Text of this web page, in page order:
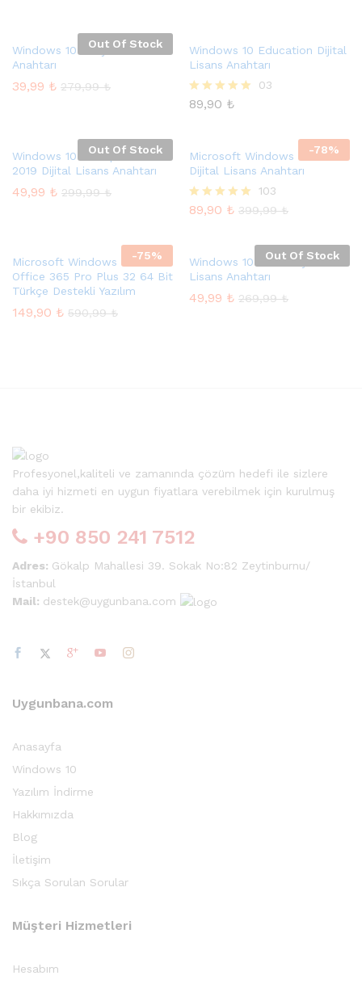
Out Of Stock
Windows 10 S Dijital Lisans
Anahtarı
39,99 ₺ 279,99₺
Windows 10 Education Dijital
Lisans Anahtarı
5 üzerinden
03
89,90 ₺
Out Of Stock
Windows 10 Enterprise LTSC
2019 Dijital Lisans Anahtarı
49,99 ₺ 299,99₺
-78%
Microsoft Windows 11 Pro
Dijital Lisans Anahtarı
5 üzerinden
103
89,90 ₺ 399,99₺
-75%
Microsoft Windows 10 Home
Office 365 Pro Plus 32 64 Bit
Türkçe Destekli Yazılım
149,90 ₺ 590,99₺
Out Of Stock
Windows 10 Pro N Dijital
Lisans Anahtarı
49,99 ₺ 269,99₺
Profesyonel,kaliteli ve zamanında çözüm hedefi ile sizlere
daha iyi hizmeti en uygun fiyatlara verebilmek için kurulmuş
bir ekibiz.
+90 850 241 7512
Adres: Gökalp Mahallesi 39. Sokak No:82 Zeytinburnu/
İstanbul
Mail: destek@uygunbana.com
Uygunbana.com
Anasayfa
Windows 10
Yazılım İndirme
Hakkımızda
Blog
İletişim
Sıkça Sorulan Sorular
Müşteri Hizmetleri
Hesabım